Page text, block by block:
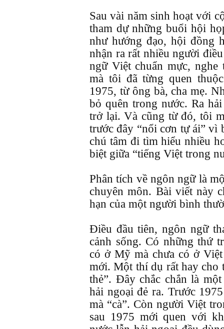
Sau vài năm sinh hoạt với
tham dự những buổi hội
như hướng đạo, hội đồng
nhận ra rất nhiều người
ngữ Việt chuẩn mực,
mà tôi đã từng quen
1975, từ ông bà, cha mẹ.
bỏ quên trong nước. Ra
trở lại. Và cũng từ đó, tôi
trước đây “nổi cơn tự ái” vì
chú tâm đi tìm hiểu nhiều
biệt giữa “tiếng Việt trong
Phân tích về ngôn ngữ là
chuyên môn. Bài viết này
hạn của một người bình
Điều đầu tiên, ngôn ngữ
cảnh sống. Có những thứ
có ở Mỹ mà chưa có ở
mới. Một thí dụ rất hay cho
thẻ”. Đây chắc chắn là
hải ngoại đẻ ra. Trước
mà “cà”. Còn người Việt
sau 1975 mới quen với